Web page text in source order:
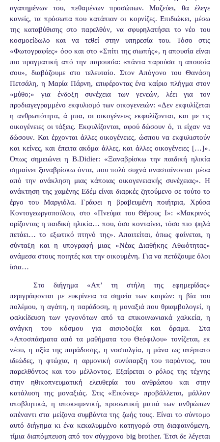
αγαπημένων του, πεθαμένων προσώπων. Μαζεύει, θα έλεγε
κανείς, τα πρόσωπα που κατάπιαν οι κορνίζες. Επιδιώκει, μέσω
της καταβύθισης στο παρελθόν, να σφυρηλατήσει το νέο του
κοσμοείδωλο και να τεθεί στην υπηρεσία του. Τόσο στις
«Φωτογραφίες» όσο και στο «Σπίτι της σιωπής», η απουσία είναι
πιο πραγματική από την παρουσία: «πάντα παρούσα η απουσία
σου», διαβάζουμε στο τελευταίο. Στον Απόγονο του Θανάση
Πετσάλη, η Μαρία Πάρνη, επιφέροντας ένα καίριο πλήγμα στον
«μύθο;» για ένδοξη συνέχεια των γενεών, λέει για τον
προδιαγεγραμμένο εκφυλισμό των οικογενειών: «Δεν εκφυλίζεται
η ανθρωπότητα, ά μπα, οι οικογένειες εκφυλίζονται, και με τις
οικογένειες οι τάξεις. Εκφυλίζονται, αφού δώσουν ό, τι είχαν να
δώσουν. Και έρχονται άλλες οικογένειες, ώσπου να εκφυλιστούν
και κείνες, και έπειτα ακόμα άλλες, και άλλες οικογένειες […]».
Όπως σημειώνει η Β.Didier: «Ξαναβρίσκω την παιδική ηλικία
σημαίνει ξαναβρίσκω όντα, που πολύ συχνά ανασταίνονται μέσα
από την ανάκληση μιας κάποιας οικογενειακής συνέχειας». Η
ανάκτηση της χαμένης Εδέμ είναι διαρκές ζητούμενο σε τούτο το
έργο του Μαργιόλα. Γράφει η βραβευμένη ποιήτρια, Χρύσα
Κοντογεωργοπούλου, στο «Πνεύμα του Θέρους Ι»: «Μακρινός
ορίζοντας η παιδική ηλικία… που, όσο κονταίνει, τόσο πιο ψηλά
πετάει… το εξωτικό πτηνό της». Απαιτείται, όπως φαίνεται, η
σύνταξη και η υπογραφή μιας «Νέας Διαθήκης Αθωότητας»
ανάμεσα στους ποιητές και την οικουμένη. Για να πετάξουμε όλοι
ίσια…
Στο διήγημα «Απ’ τη στήλη της εφημερίδας»
περιγράφονται με ευκρίνεια τα σημεία των καιρών: η βία του
πολέμου, η αγάπη, η παράδοση, η μοναξιά που θριαμβολογεί, η
φαλκίδευση των γεγονότων από τα επικοινωνιακά χαλκεία, η
ανάγκη του κόσμου για αισιοδοξία και όραμα. Στα
«Αποσπάσματα από τα μαθήματα του Θεόφιλου» τονίζεται, εκ
νέου, η αξία της παράδοσης, η νοσταλγία, η μάνα ως υπέρτατο
ιδεώδες, η φτώχια, η αρμονική συνύπαρξη του παρόντος, του
παρελθόντος και του μέλλοντος. Εξαίρεται ο ρόλος της τέχνης
στην ηθικοπνευματική ελευθερία του ανθρώπου και στην
κατάλυση της μοναξιάς. Στις «Εικόνες» προβάλλεται, μάλλον
υποβλητικά, η υποκειμενική, προσωπική ματιά των ανθρώπων
απέναντι στα μείζονα συμβάντα της ζωής τους. Είναι το σύντομο
αυτό διήγημα κι ένα κεκαλυμμένο κατηγορώ στη διαφαινόμενη,
τίμια διαπόμπευση από τον σύγχρονο big brother. Έτσι δε λέγεται